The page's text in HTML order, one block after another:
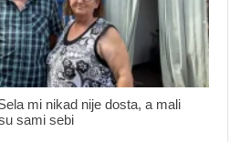
mi nikad nije dosta, a mali
sami sebi